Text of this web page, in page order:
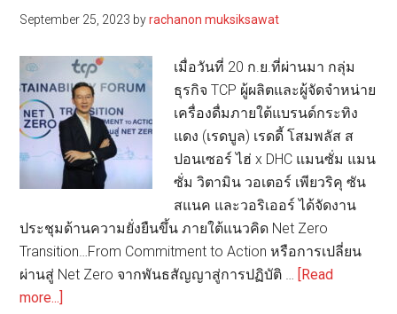
September 25, 2023 byrachanon muksiksawat
เมื่อวันที่ 20 ก.ย.ที่ผ่านมา กลุ่ม
ธุรกิจ TCP ผู้ผลิตและผู้จัดจำหน่าย
เครื่องดื่มภายใต้แบรนด์กระทิง
แดง (เรดบูล) เรดดี้ โสมพลัส ส
ปอนเซอร์ ไฮ่ x DHC แมนซั่ม แมน
ซั่ม วิตามิน วอเตอร์ เพียวริคุ ซัน
สแนค และวอริเออร์ ได้จัดงาน
ประชุมด้านความยั่งยืนขึ้น ภายใต้แนวคิด Net Zero
Transition…From Commitment to Action หรือการเปลี่ยน
ผ่านสู่ Net Zero จากพันธสัญญาสู่การปฏิบัติ …
[Read
more...]